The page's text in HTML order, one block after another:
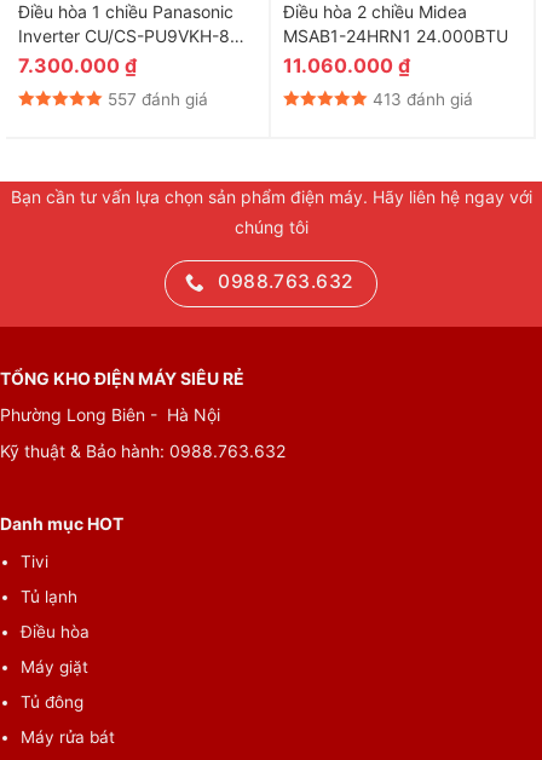
Điều hòa 1 chiều Panasonic
Inverter CU/CS-PU9VKH-8
9.000BTU
7.300.000 ₫
557 đánh giá
Điều hòa 2 chiều Midea
MSAB1-24HRN1 24.000BTU
11.060.000 ₫
413 đánh giá
Bạn cần tư vấn lựa chọn sản phẩm điện máy. Hãy liên hệ ngay với
chúng tôi
0988.763.632
TỔNG KHO ĐIỆN MÁY SIÊU RẺ
Phường Long Biên - Hà Nội
Kỹ thuật & Bảo hành: 0988.763.632
Danh mục HOT
Tivi
Tủ lạnh
Điều hòa
Máy giặt
Tủ đông
Máy rửa bát